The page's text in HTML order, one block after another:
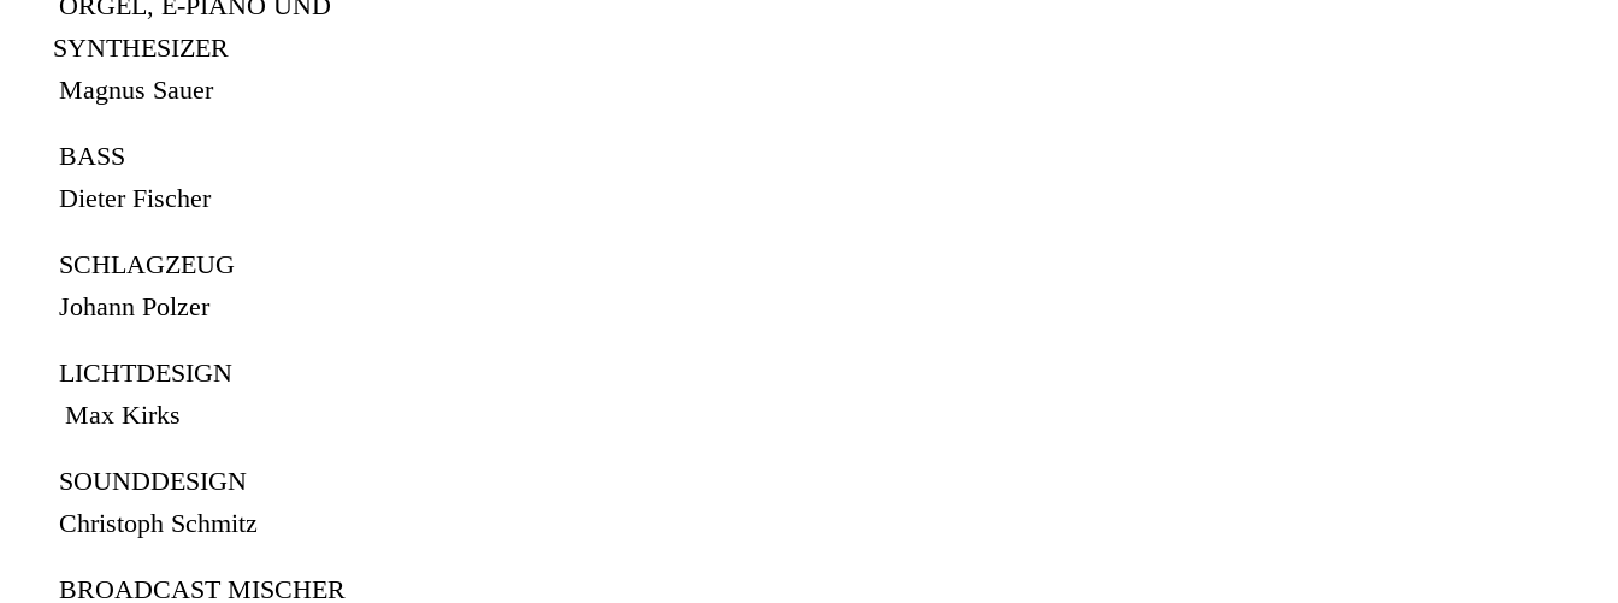
SYNTHESIZER
Magnus Sauer
BASS
Dieter Fischer
SCHLAGZEUG
Johann Polzer
LICHTDESIGN
Max Kirks
SOUNDDESIGN
Christoph Schmitz
BROADCAST MISCHER